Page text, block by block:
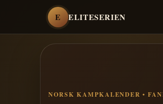
E ELITESERIEN
NORSK KAMPKALENDER •